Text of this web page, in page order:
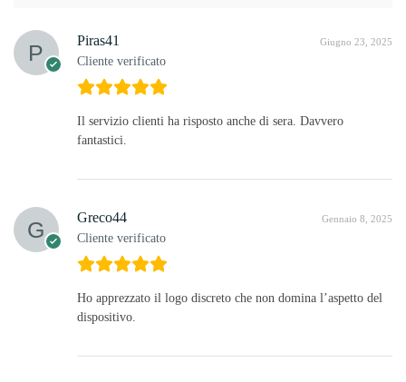
Piras41
Cliente verificato
Giugno 23, 2025
Il servizio clienti ha risposto anche di sera. Davvero
fantastici.
Greco44
Cliente verificato
Gennaio 8, 2025
Ho apprezzato il logo discreto che non domina l’aspetto del
dispositivo.